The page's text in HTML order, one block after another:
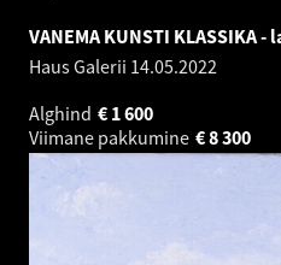
VANEMA KUNSTI KLASSIKA -
Haus Galerii 14.05.2022
Alghind
1 600
€
Viimane pakkumine
8 300
€